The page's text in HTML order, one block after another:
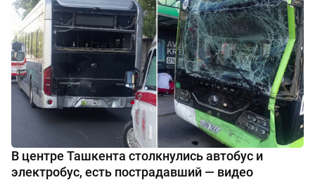
В центре Ташкента столкнулись автобус и
электробус, есть пострадавший — видео